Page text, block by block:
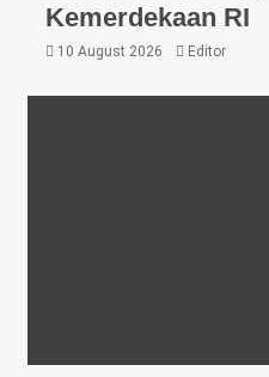
Kemerdekaan RI
10 August 2026 Editor